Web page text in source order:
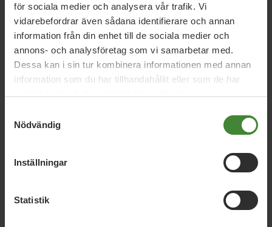
för sociala medier och analysera vår trafik. Vi
vidarebefordrar även sådana identifierare och annan
information från din enhet till de sociala medier och
annons- och analysföretag som vi samarbetar med.
Dessa kan i sin tur kombinera informationen med annan
information som du har tillhandahållit eller som de har
Nödvändig
Inställningar
Statistik
Svensk Direktreklam; Hushållsutskick; distribueras
under v.35, med relevans till kommunvalet i Lund
SEK inkl. moms.
Grön Ungdom Syd
reklamskärmar; 10/8-6/9 2026, med relevans till
Nova samt resenärer genom Lund centralstation,
Nova Lund samt Lund C, 125.000 SEK inkl. moms.
eller för att anmäla brister i transparensen.